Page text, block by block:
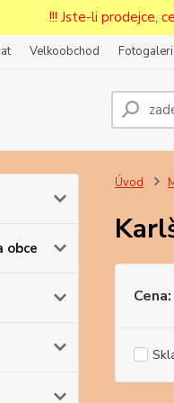
!!! Jste-li prodejce,
Velkoobchod
obce
Úvod
Cena: